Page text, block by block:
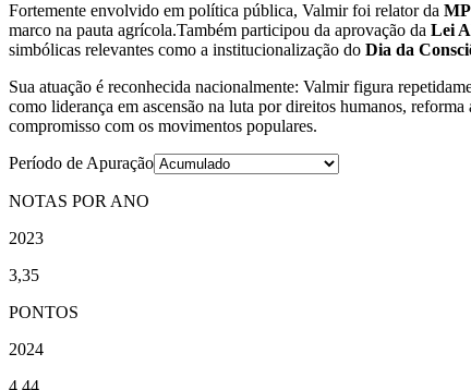
Fortemente envolvido em política pública, Valmir foi relator da
marco na pauta agrícola.Também participou da aprovação da Lei
simbólicas relevantes como a institucionalização do Dia da
Sua atuação é reconhecida nacionalmente: Valmir figura
como liderança em ascensão na luta por direitos humanos,
compromisso com os movimentos populares.
Período de Apuração
NOTAS POR ANO
2023
3,35
PONTOS
2024
4,44